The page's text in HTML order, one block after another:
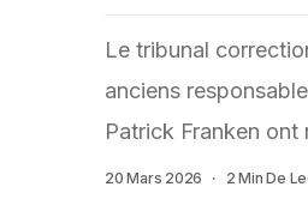
Le tribunal
anciens
Patrick Franken ont
20 Mars 2026 2 Min De